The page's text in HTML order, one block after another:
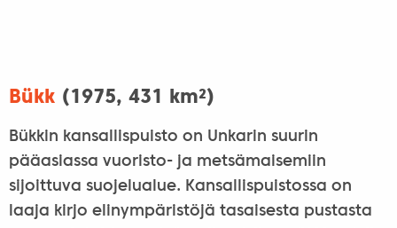
Bükk(1975, 431 km²)
Bükkin kansallispuisto on Unkarin suurin
pääasiassa vuoristo- ja metsämaisemiin
sijoittuva suojelualue. Kansallispuistossa on
laaja kirjo elinympäristöjä tasaisesta pustasta